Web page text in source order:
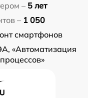
– 5 лет
– 1 050
смартфонов
«Автоматизация